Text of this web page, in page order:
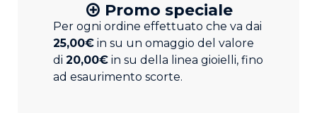
Promo speciale
Per ogni ordine effettuato che va dai
25,00€ in su un omaggio del valore
di 20,00€ in su della linea gioielli, fino
ad esaurimento scorte.